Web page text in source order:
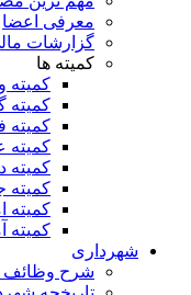
معرفی اعضا
گزارشات
کمیته ها
کمیته
کمیته
کمیته
کمیته
کمیته
کمیته
کمیته
شهرداری
شرح وظائف